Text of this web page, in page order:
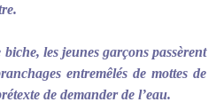
les jeunes garçons passèrent
entremêlés de mottes de
de demander de l’eau.